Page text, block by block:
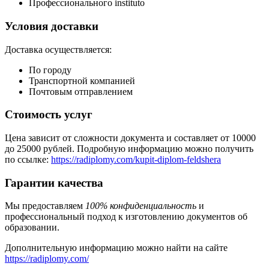
Профессионального instituto
Условия доставки
Доставка осуществляется:
По городу
Транспортной компанией
Почтовым отправлением
Стоимость услуг
Цена зависит от сложности документа и составляет от 10000
до 25000 рублей. Подробную информацию можно получить
по ссылке: https://radiplomy.com/kupit-diplom-feldshera
Гарантии качества
Мы предоставляем 100% конфиденциальность и
профессиональный подход к изготовлению документов об
образовании.
Дополнительную информацию можно найти на сайте
https://radiplomy.com/